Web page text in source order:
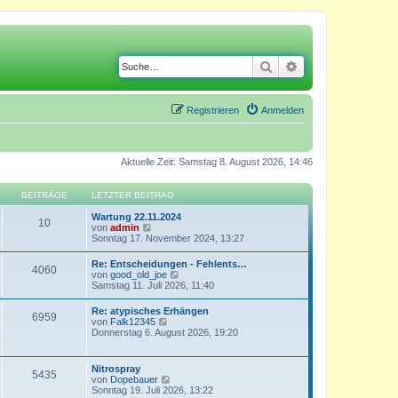
Suche
Anmelden
Registrieren
Aktuelle Zeit: Samstag 8. August 2026, 14:46
BEITRÄGE LETZTER BEITRAG
10
Wartung 22.11.2024
von admin
e
e
s
t
e
r
B
e
r
g
Sonntag 17. November 2024, 13:27
4060
Re: Entscheidungen - Fehlents…
von good_old_joe
e
e
s
e
B
t
Samstag 11. Juli 2026, 11:40
6959
Re: atypisches Erhängen
von Falk12345
e
t
e
r
Donnerstag 6. August 2026, 19:20
5435
Nitrospray
von Dopebauer
e
Sonntag 19. Juli 2026, 13:22